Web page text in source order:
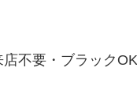
不要・ブラック